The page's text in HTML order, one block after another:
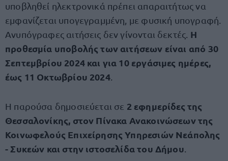
υποβληθεί ηλεκτρονικά πρέπει απαραιτήτως να
εμφανίζεται υπογεγραμμένη, με φυσική υπογραφή.
Ανυπόγραφες αιτήσεις δεν γίνονται δεκτές. Η
προθεσμία υποβολής των αιτήσεων είναι από 30
Σεπτεμβρίου 2024 και για 10 εργάσιμες ημέρες,
έως 11 Οκτωβρίου 2024.
Η παρούσα δημοσιεύεται σε 2 εφημερίδες της
Θεσσαλονίκης, στον Πίνακα Ανακοινώσεων της
Κοινωφελούς Επιχείρησης Υπηρεσιών Νεάπολης
- Συκεών και στην ιστοσελίδα του Δήμου